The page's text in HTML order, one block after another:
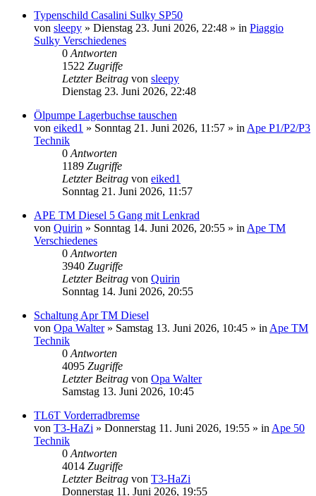
Typenschild Casalini Sulky SP50
von sleepy » Dienstag 23. Juni 2026, 22:48 » in Piaggio
Sulky Verschiedenes
0 Antworten
1522 Zugriffe
Letzter Beitrag von sleepy
Dienstag 23. Juni 2026, 22:48
Ölpumpe Lagerbuchse tauschen
von eiked1 » Sonntag 21. Juni 2026, 11:57 » in Ape P1/P2/P3
Technik
0 Antworten
1189 Zugriffe
Letzter Beitrag von eiked1
Sonntag 21. Juni 2026, 11:57
APE TM Diesel 5 Gang mit Lenkrad
von Quirin » Sonntag 14. Juni 2026, 20:55 » in Ape TM
Verschiedenes
0 Antworten
3940 Zugriffe
Letzter Beitrag von Quirin
Sonntag 14. Juni 2026, 20:55
Schaltung Apr TM Diesel
von Opa Walter» Samstag 13. Juni 2026, 10:45 » in Ape TM
Technik
0 Antworten
4095 Zugriffe
Letzter Beitrag von Opa Walter
Samstag 13. Juni 2026, 10:45
TL6T Vorderradbremse
von T3-HaZi » Donnerstag 11. Juni 2026, 19:55 » in Ape 50
Technik
0 Antworten
4014 Zugriffe
Letzter Beitrag von T3-HaZi
Donnerstag 11. Juni 2026, 19:55